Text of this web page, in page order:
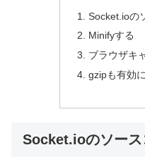
Socket.ioの
Minifyする
ブラウザキ
gzipも有効
Socket.ioのソース